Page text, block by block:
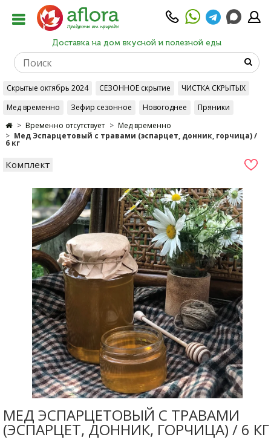
Доставка на дом вкусной и полезной еды
Скрытые октябрь 2024 СЕЗОННОЕ скрытие
ЧИСТКА СКРЫТЫХ
Мед временно
Зефир сезонное Новогоднее
Пряники
Временно отсутствует
Мед временно
Мед Эспарцетовый с травами (эспарцет, донник, горчица) /
6 кг
Комплект
МЕД ЭСПАРЦЕТОВЫЙ С ТРАВАМИ
(ЭСПАРЦЕТ, ДОННИК, ГОРЧИЦА) / 6 КГ